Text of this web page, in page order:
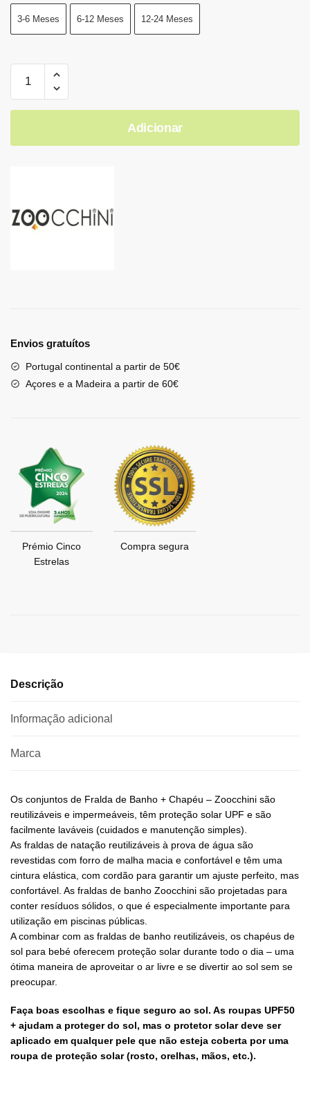
3-6 Meses 6-12 Meses 12-24 Meses
Adicionar
Envios gratuítos
Portugal continental a partir de 50€
Açores e a Madeira a partir de 60€
Prémio Cinco
Estrelas
Compra segura
Descrição
Informação adicional
Marca
Os conjuntos de Fralda de Banho + Chapéu – Zoocchini são
reutilizáveis ​​e impermeáveis, têm proteção solar UPF e são
facilmente laváveis (cuidados e manutenção simples).
As fraldas de natação reutilizáveis ​​à prova de água são
revestidas com forro de malha macia e confortável e têm uma
cintura elástica, com cordão para garantir um ajuste perfeito, mas
confortável. As fraldas de banho Zoocchini são projetadas para
conter resíduos sólidos, o que é especialmente importante para
utilização em piscinas públicas.
A combinar com as fraldas de banho reutilizáveis, os chapéus de
sol para bebé oferecem proteção solar durante todo o dia – uma
ótima maneira de aproveitar o ar livre e se divertir ao sol sem se
preocupar.
Faça boas escolhas e fique seguro ao sol. As roupas UPF50
+ ajudam a proteger do sol, mas o protetor solar deve ser
aplicado em qualquer pele que não esteja coberta por uma
roupa de proteção solar (rosto, orelhas, mãos, etc.).